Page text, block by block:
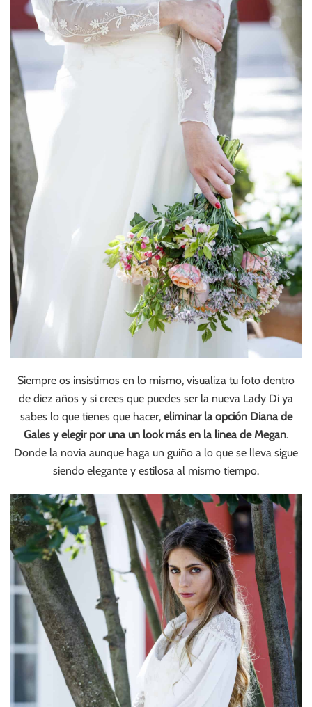
Siempre os insistimos en lo mismo, visualiza tu foto dentro
de diez años y si crees que puedes ser la nueva Lady Di ya
sabes lo que tienes que hacer, eliminar la opción Diana de
Gales y elegir por una un look más en la linea de Megan.
Donde la novia aunque haga un guiño a lo que se lleva sigue
siendo elegante y estilosa al mismo tiempo.